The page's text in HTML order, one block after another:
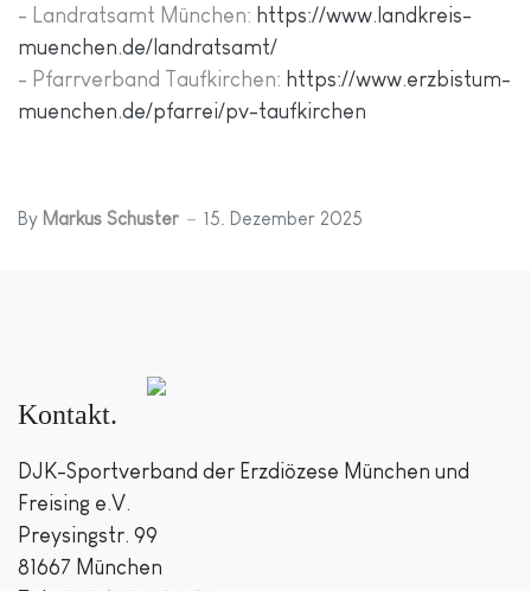
- Landratsamt München: https://www.landkreis-
muenchen.de/landratsamt/
- Pfarrverband Taufkirchen: https://www.erzbistum-
muenchen.de/pfarrei/pv-taufkirchen
By Markus Schuster 15. Dezember 2025
Kontakt
DJK-Sportverband der Erzdiözese München und
Freising e.V.
Preysingstr. 99
81667 München